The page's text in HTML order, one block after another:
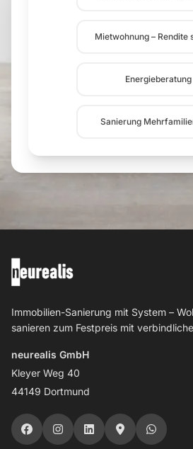
Mietwohnung – Rendite
Energieberatung
Sanierung
Immobilien-Sanierung mit System –
sanieren zum Festpreis mit
neurealis GmbH
Kleyer Weg 40
44149 Dortmund